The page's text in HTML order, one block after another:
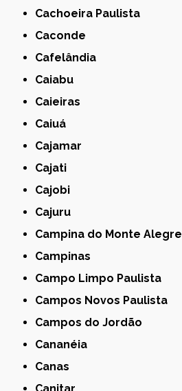
Cachoeira Paulista
Caconde
Cafelândia
Caiabu
Caieiras
Caiuá
Cajamar
Cajati
Cajobi
Cajuru
Campina do Monte Alegre
Campinas
Campo Limpo Paulista
Campos Novos Paulista
Campos do Jordão
Cananéia
Canas